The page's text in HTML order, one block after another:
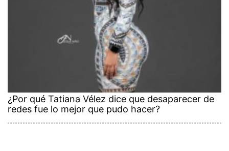
¿Por qué Tatiana Vélez dice que desaparecer de
redes fue lo mejor que pudo hacer?